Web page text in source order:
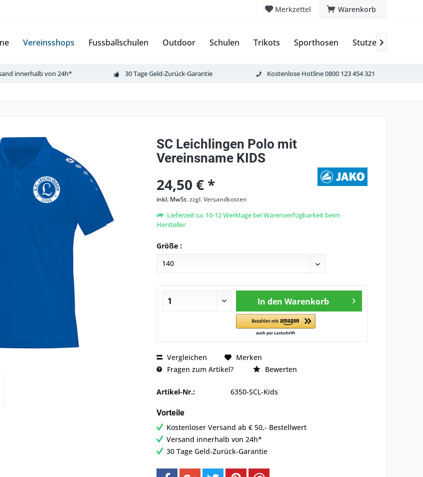
Warenkorb
Merkzettel
Vereinsshops Fussballschulen Outdoor Schulen Trikots Sporthosen Stutzen & Schoner

innerhalb von 24h* 30 Tage Geld-Zurück-Garantie Kostenlose Hotline 0800 123 454 321
SC Leichlingen Polo mit
Vereinsname KIDS
24,50 € *
inkl. MwSt.zzgl. Versandkosten
Lieferzeit ca. 10-12 Werktage bei Warenverfügbarkeit beim
Hersteller
Größe :
In den Warenkorb
Vergleichen
Merken
Fragen zum Artikel?
Bewerten
Artikel-Nr.: 6350-SCL-Kids
Vorteile
Kostenloser Versand ab € 50,- Bestellwert
Versand innerhalb von 24h*
30 Tage Geld-Zurück-Garantie